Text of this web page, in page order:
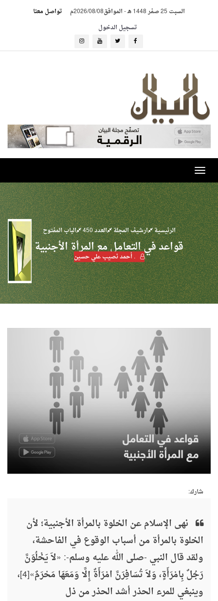
السبت 25 صفر 1448 هـ -الموافق2026/08/08م
تواصل معنا
تسجيل الدخول
Toggle
navigation
الرئيسية ارشيف المجلة العدد 450 الباب المفتوح
قواعد في التعامل مع المرأة الأجنبية
. أحمد نصيب علي حسين
شارك:
نهى الإسلام عن الخلوة بالمرأة الأجنبية؛ لأن
الخلوة بالمرأة من أسباب الوقوع في الفاحشة،
ولقد قال النبي -صلى الله عليه وسلم-: «لاَ يَخْلُوَنَّ
رَجُلٌ بِامْرَأَةٍ، وَلاَ تُسَافِرَنَّ امْرَأَةٌ إِلَّا وَمَعَهَا مَحْرَمٌ»[4]،
وينبغي للمرء الحذر أشد الحذر من ذل